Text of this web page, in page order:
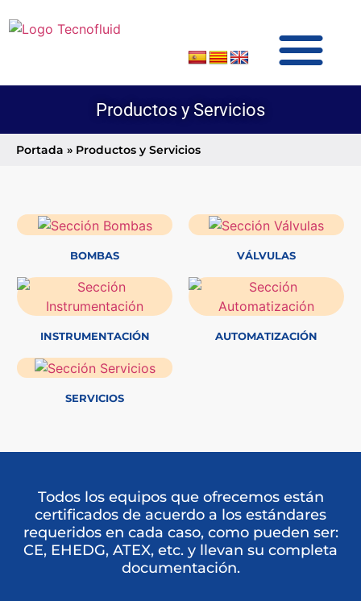
Productos y Servicios
Portada » Productos y Servicios
BOMBAS VÁLVULAS
INSTRUMENTACIÓN AUTOMATIZACIÓN
SERVICIOS
Todos los equipos que ofrecemos están
certificados de acuerdo a los estándares
requeridos en cada caso, como pueden ser:
CE, EHEDG, ATEX, etc. y llevan su completa
documentación.